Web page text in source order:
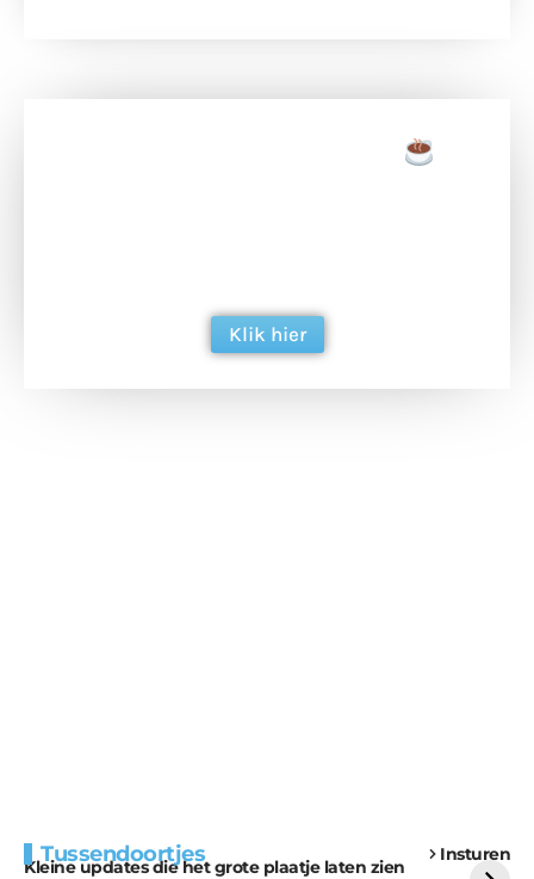
Klik hier
Tussendoortjes Insturen
Kleine updates die het grote plaatje laten zien
voor kabouters
uitdaging